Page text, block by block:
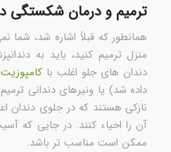
ترمیم و درمان شکستگی
همانطور که قبلاً اشاره شد، شما
منزل ترمیم کنید، باید به
دندان های جلو اغلب باکامپوزیت
داده شد) یا ونیرهای دندانی
نازکی هستند که در جلوی دندان
آن را احیاء کنند. در جایی که
ممکن است مناسب تر باشد.